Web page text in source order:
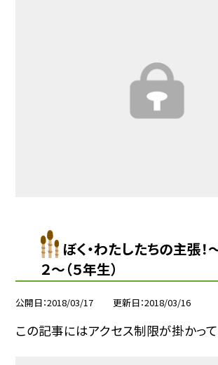
ぼく・わたしたちの主張
２〜（５年生）
公開日 2018/03/17 更新日 2018/03/16
この記事にはアクセス制限が掛かっ